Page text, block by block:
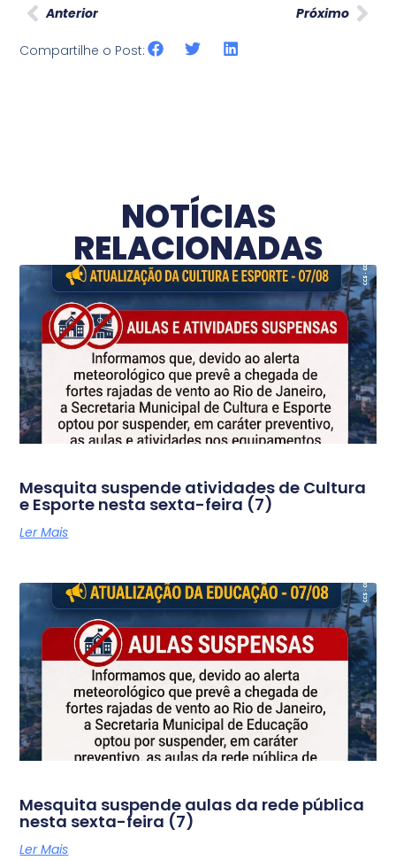
Anterior Próximo
Compartilhe o Post:
NOTÍCIAS
RELACIONADAS
Mesquita suspende atividades de Cultura
e Esporte nesta sexta-feira (7)
Ler Mais
Mesquita suspende aulas da rede pública
nesta sexta-feira (7)
Ler Mais